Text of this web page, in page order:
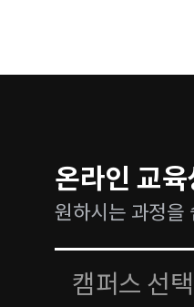
온라인 교
원하시는 과정을